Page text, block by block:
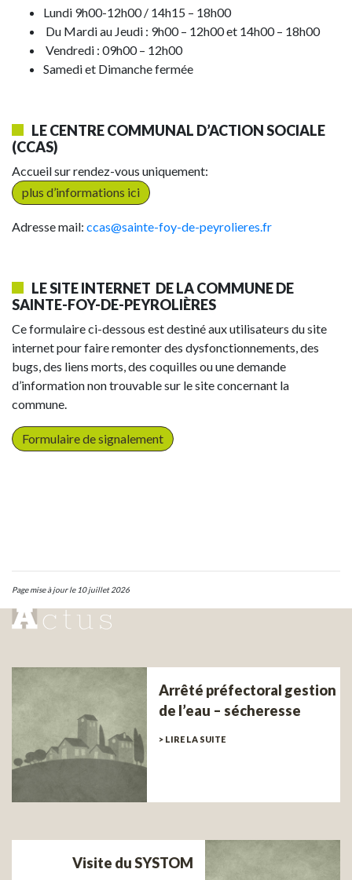
Lundi 9h00-12h00 / 14h15 – 18h00
Du Mardi au Jeudi : 9h00 – 12h00 et 14h00 – 18h00
Vendredi : 09h00 – 12h00
Samedi et Dimanche fermée
LE CENTRE COMMUNAL D’ACTION SOCIALE
(CCAS)
Accueil sur rendez-vous uniquement:
plus d’informations ici
Adresse mail: ccas@sainte-foy-de-peyrolieres.fr
LE SITE INTERNET DE LA COMMUNE DE
SAINTE-FOY-DE-PEYROLIÈRES
Ce formulaire ci-dessous est destiné aux utilisateurs du site
internet pour faire remonter des dysfonctionnements, des
bugs, des liens morts, des coquilles ou une demande
d’information non trouvable sur le site concernant la
commune.
Formulaire de signalement
Page mise à jour le 10 juillet 2026
Arrêté préfectoral gestion
de l’eau – sécheresse
> LIRE LA SUITE
Visite du SYSTOM